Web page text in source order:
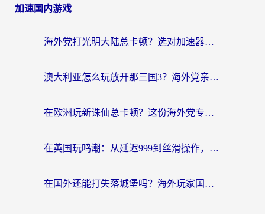
加速国内游戏
海外党打光明大陆总卡顿？选对加速器才是关键！（附亲测好用的推荐）
澳大利亚怎么玩放开那三国3？海外党亲测有效的国服游戏加速指南
在欧洲玩新诛仙总卡顿？这份海外党专属加速器指南帮你解决延迟难题
在英国玩鸣潮：从延迟999到丝滑操作，我是怎么做到的？
在国外还能打失落城堡吗？海外玩家国服游戏加速终极指南（附北美玩online加速器下载技巧）